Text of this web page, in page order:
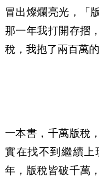
冒出燦爛亮光，「
那一年我打開存摺
稅，我抱了兩百萬
一本書，千萬版稅
實在找不到繼續
年，版稅皆破千萬